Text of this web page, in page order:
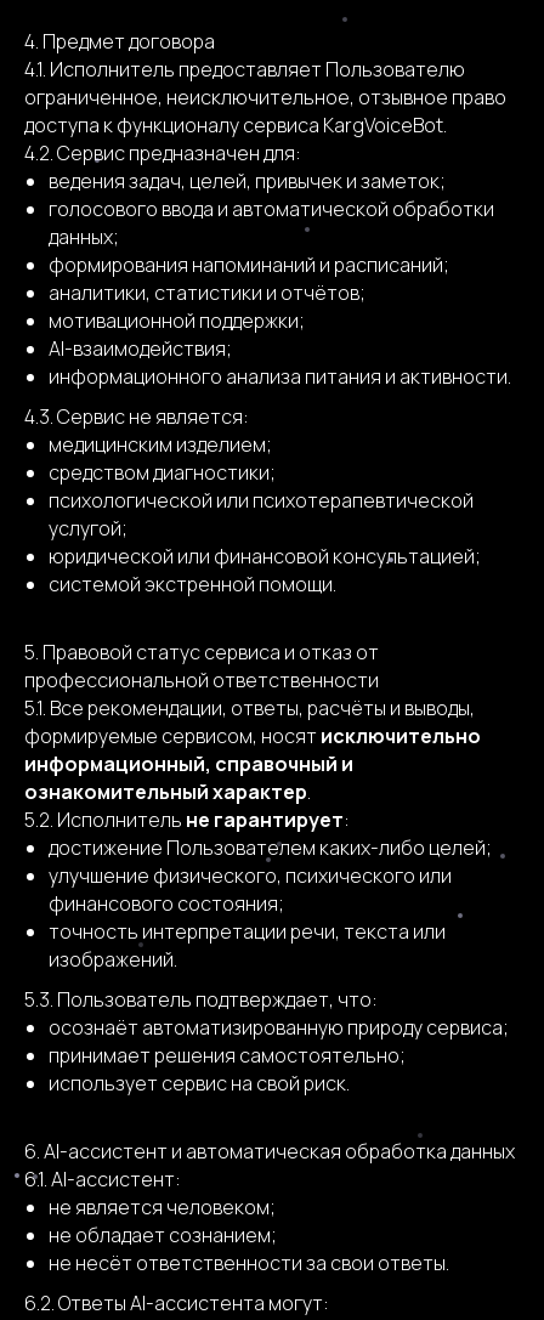
4. Предмет договора
4.1. Исполнитель предоставляет Пользователю
ограниченное, неисключительное, отзывное право
доступа к функционалу сервиса KargVoiceBot.
4.2. Сервис предназначен для:
ведения задач, целей, привычек и заметок;
голосового ввода и автоматической обработки
данных;
формирования напоминаний и расписаний;
аналитики, статистики и отчётов;
мотивационной поддержки;
AI-взаимодействия;
информационного анализа питания и активности.
4.3. Сервис не является:
медицинским изделием;
средством диагностики;
психологической или психотерапевтической
услугой;
юридической или финансовой консультацией;
системой экстренной помощи.
5. Правовой статус сервиса и отказ от
профессиональной ответственности
5.1. Все рекомендации, ответы, расчёты и выводы,
формируемые сервисом, носятисключительно
информационный, справочный и
ознакомительный характер.
5.2. Исполнитель не гарантирует:
достижение Пользователем каких-либо целей;
улучшение физического, психического или
финансового состояния;
точность интерпретации речи, текста или
изображений.
5.3. Пользователь подтверждает, что:
осознаёт автоматизированную природу сервиса;
принимает решения самостоятельно;
использует сервис на свой риск.
6. AI-ассистент и автоматическая обработка данных
6.1. AI-ассистент:
не является человеком;
не обладает сознанием;
не несёт ответственности за свои ответы.
6.2. Ответы AI-ассистента могут: